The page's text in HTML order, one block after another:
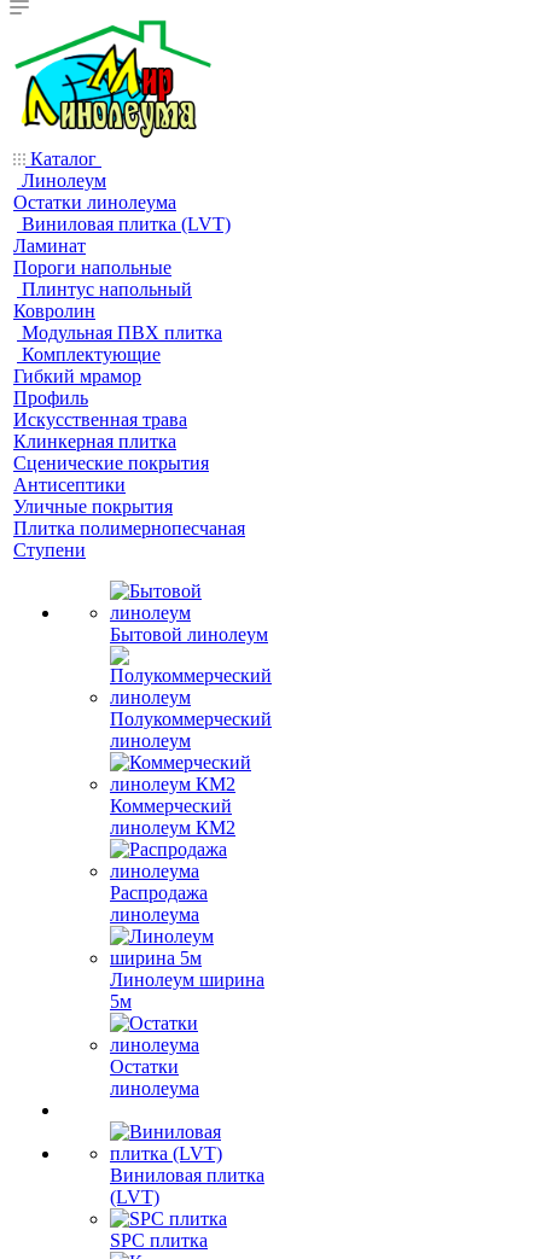
Каталог
Линолеум
Остатки линолеума
Виниловая плитка (LVT)
Ламинат
Пороги напольные
Плинтус напольный
Ковролин
Модульная ПВХ плитка
Комплектующие
Гибкий мрамор
Профиль
Искусственная трава
Клинкерная плитка
Сценические покрытия
Антисептики
Уличные покрытия
Плитка полимернопесчаная
Ступени
Бытовой линолеум
Полукоммерческий
линолеум
Коммерческий
линолеум КМ2
Распродажа
линолеума
Линолеум ширина
5м
Остатки
линолеума
Виниловая плитка
(LVT)
SPC плитка